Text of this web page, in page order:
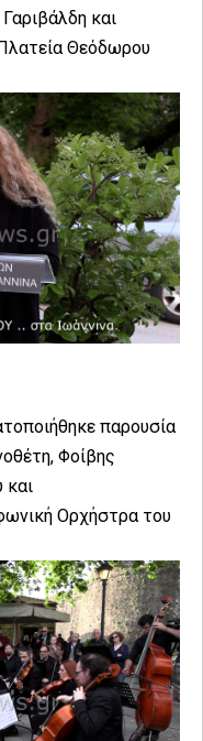
και
Θεόδωρου
παρουσία
Φοίβης
και
Ορχήστρα του